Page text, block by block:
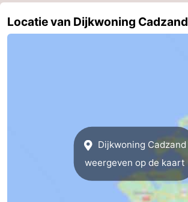
Nieuws
Route
Locatie van Dijkwoning Cadzand
Dijkwoning Cadzand
weergeven op de kaart